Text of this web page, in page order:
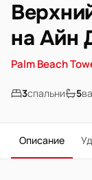
на Айн
Palm Beach
3спальни 5
Описание